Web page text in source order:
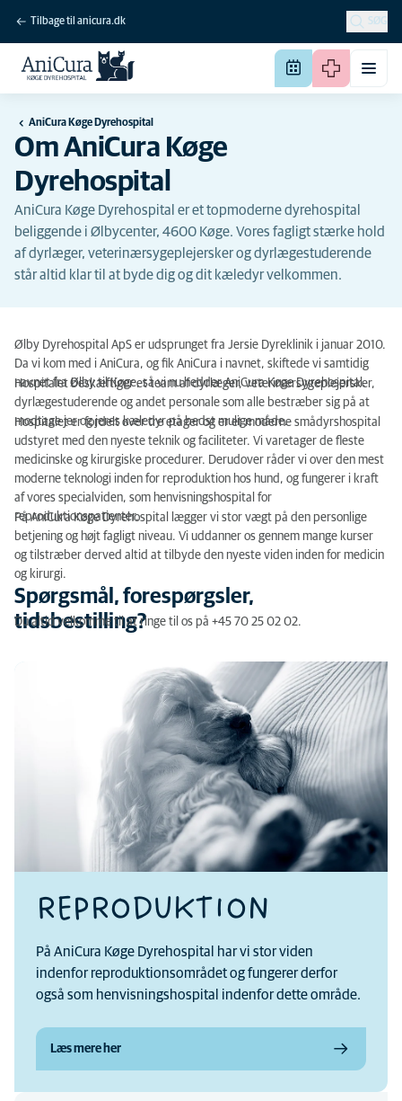
Tilbage til anicura.dk SØG
AniCura Køge Dyrehospital
Om AniCura Køge
Dyrehospital
AniCura Køge Dyrehospital er et topmoderne dyrehospital
beliggende i Ølbycenter, 4600 Køge. Vores fagligt stærke hold
af dyrlæger, veterinærsygeplejersker og dyrlægestuderende
står altid klar til at byde dig og dit kæledyr velkommen.
Ølby Dyrehospital ApS er udsprunget fra Jersie Dyreklinik i januar 2010.
Da vi kom med i AniCura, og fik AniCura i navnet, skiftede vi samtidig
navnet fra Ølby til Køge, så vi nu hedder AniCura Køge Dyrehospital.
Hospitalet beskæftiger et team af dyrlæger, veterinærsygeplejersker,
dyrlægestuderende og andet personale som alle bestræber sig på at
modtage jer og jeres kæledyr på bedst mulige måde.
Hospitalet er fordelt over tre etager og er et moderne smådyrshospital
udstyret med den nyeste teknik og faciliteter. Vi varetager de fleste
medicinske og kirurgiske procedurer. Derudover råder vi over den mest
moderne teknologi inden for reproduktion hos hund, og fungerer i kraft
af vores specialviden, som henvisningshospital for
reproduktionspatienter.
På AniCura Køge Dyrehospital lægger vi stor vægt på den personlige
betjening og højt fagligt niveau. Vi uddanner os gennem mange kurser
og tilstræber derved altid at tilbyde den nyeste viden inden for medicin
og kirurgi.
Spørgsmål, forespørgsler,
tidsbestilling?
Du altid velkomme til at ringe til os på +45 70 25 02 02.
REPRODUKTION
På AniCura Køge Dyrehospital har vi stor viden
indenfor reproduktionsområdet og fungerer derfor
også som henvisningshospital indenfor dette område.
Læs mere her